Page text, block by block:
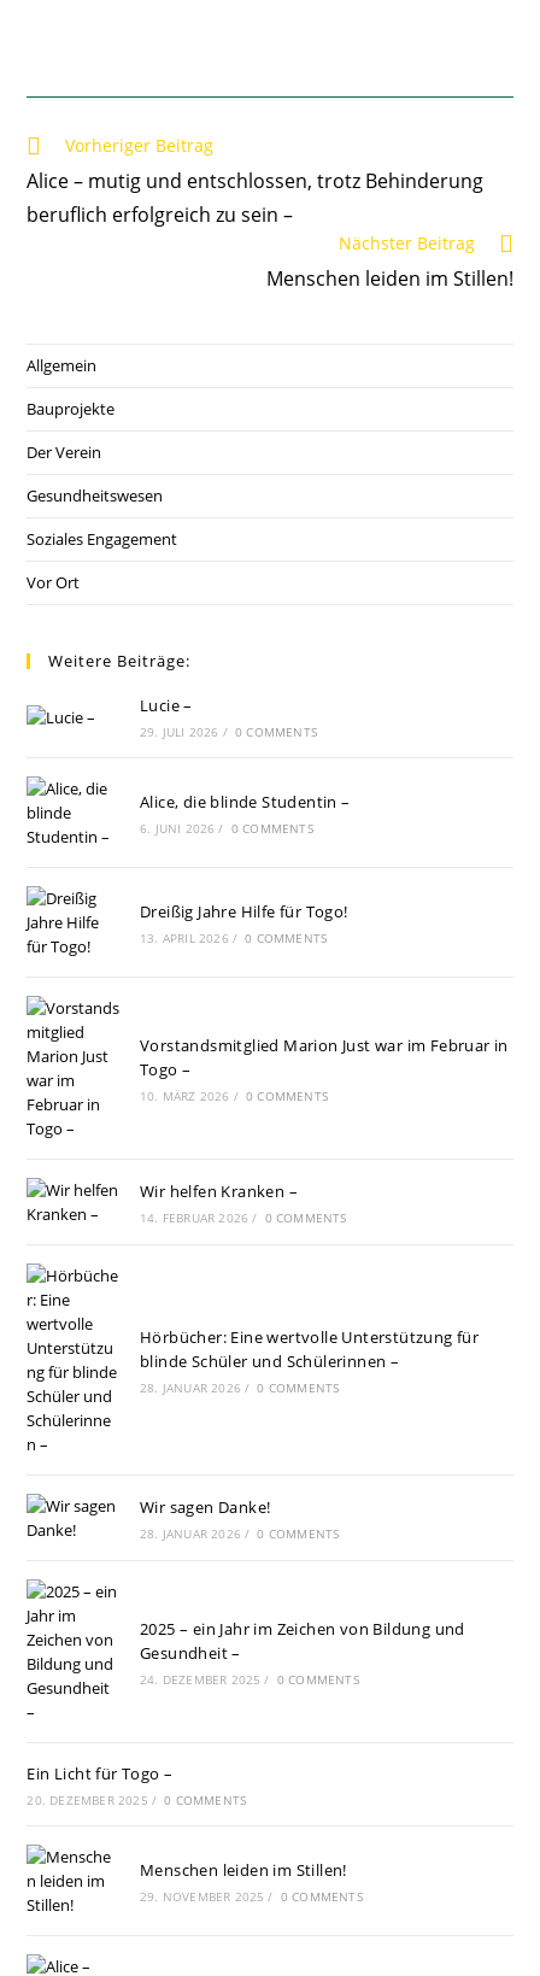
Vorheriger Beitrag
Alice – mutig und entschlossen, trotz Behinderung
beruflich erfolgreich zu sein –
Nächster Beitrag
Menschen leiden im Stillen!
Allgemein
Bauprojekte
Der Verein
Gesundheitswesen
Soziales Engagement
Vor Ort
Weitere Beiträge:
Lucie –
29. JULI 2026 / 0 COMMENTS
Alice, die blinde Studentin –
6. JUNI 2026 / 0 COMMENTS
Dreißig Jahre Hilfe für Togo!
13. APRIL 2026 / 0 COMMENTS
Vorstandsmitglied Marion Just war im Februar in
Togo –
10. MÄRZ 2026 / 0 COMMENTS
Wir helfen Kranken –
14. FEBRUAR 2026 / 0 COMMENTS
Hörbücher: Eine wertvolle Unterstützung für
blinde Schüler und Schülerinnen –
28. JANUAR 2026 / 0 COMMENTS
Wir sagen Danke!
28. JANUAR 2026 / 0 COMMENTS
2025 – ein Jahr im Zeichen von Bildung und
Gesundheit –
24. DEZEMBER 2025 / 0 COMMENTS
Ein Licht für Togo –
20. DEZEMBER 2025 / 0 COMMENTS
Menschen leiden im Stillen!
29. NOVEMBER 2025 / 0 COMMENTS